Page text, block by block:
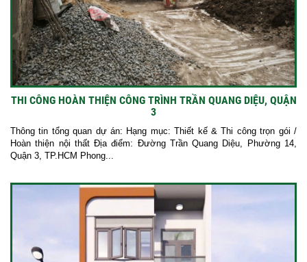
THI CÔNG HOÀN THIỆN CÔNG TRÌNH TRẦN QUANG DIỆU, QUẬN
3
Thông tin tổng quan dự án: Hạng mục: Thiết kế & Thi công trọn gói /
Hoàn thiện nội thất Địa điểm: Đường Trần Quang Diệu, Phường 14,
Quận 3, TP.HCM Phong...